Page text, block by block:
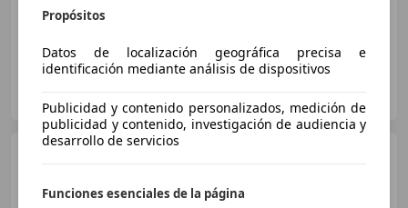
Propósitos
Datos de localización geográfica precisa e
identificación mediante análisis de dispositivos
Publicidad y contenido personalizados, medición de
publicidad y contenido, investigación de audiencia y
desarrollo de servicios
Funciones esenciales de la página